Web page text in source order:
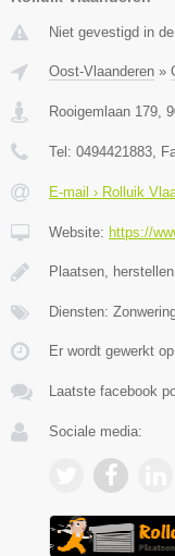
Niet gevestigd in
Oost-Vlaanderen »
Rooigemlaan 179,
Tel: 0494421883,
E-mail › Rolluik
Website: https://
Plaatsen,
Diensten:
Er wordt gewerkt
Laatste facebook
Sociale media: